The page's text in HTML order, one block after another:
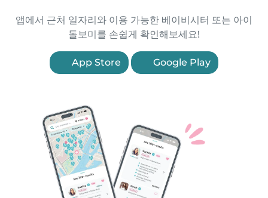
앱에서 근처 일자리와 이용 가능한 베이비시터 또는 아이
돌보미를 손쉽게 확인해보세요!
App Store Google Play